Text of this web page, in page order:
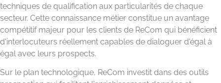
techniques de qualification aux particularités de chaque
secteur. Cette connaissance métier constitue un avantage
compétitif majeur pour les clients de ReCom qui bénéficient
d'interlocuteurs réellement capables de dialoguer d'égal à
égal avec leurs prospects.
Sur le plan technologique, ReCom investit dans des outils